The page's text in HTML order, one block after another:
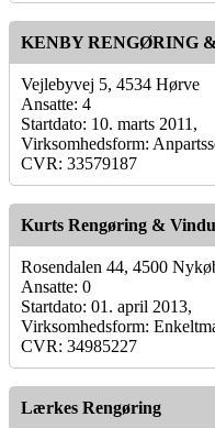
KENBY RENGØRING
Vejlebyvej 5, 4534 Hørve
Ansatte: 4
Startdato: 10. marts 2011,
Virksomhedsform:
CVR: 33579187
Kurts Rengøring &
Rosendalen 44, 4500
Ansatte: 0
Startdato: 01. april 2013,
Virksomhedsform:
CVR: 34985227
Lærkes Rengøring